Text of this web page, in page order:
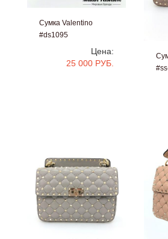
Сумка Valentino
#ds1095
Цена:
25 000 РУБ.